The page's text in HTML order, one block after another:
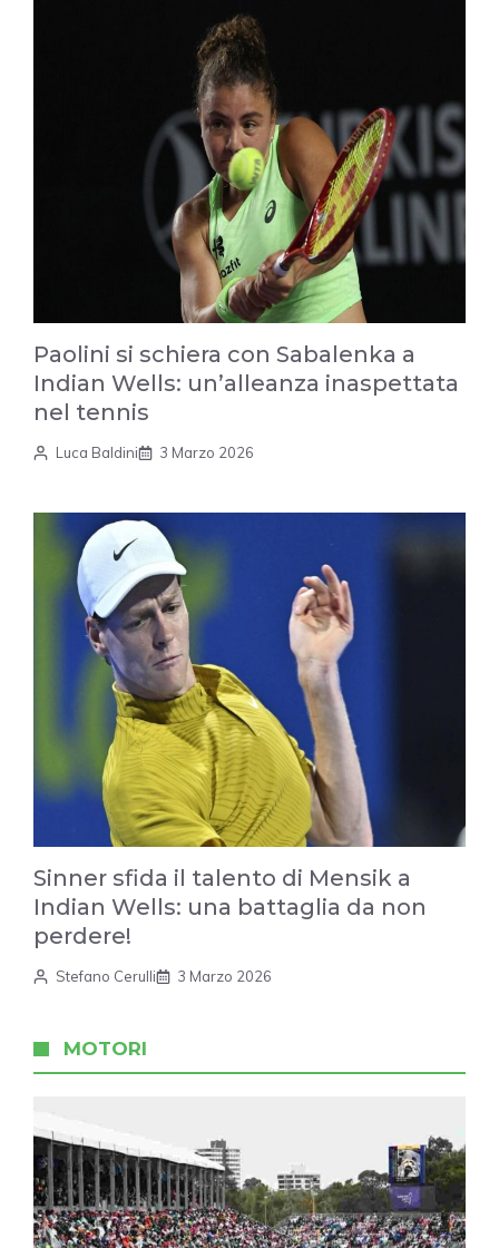
Paolini si schiera con Sabalenka a
Indian Wells: un’alleanza inaspettata
nel tennis
Luca Baldini 3 Marzo 2026
Sinner sfida il talento di Mensik a
Indian Wells: una battaglia da non
perdere!
Stefano Cerulli 3 Marzo 2026
MOTORI